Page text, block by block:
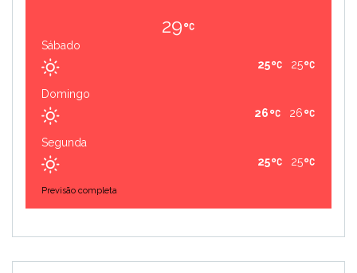
29
Sábado
25
25
Domingo
26
26
Segunda
25
25
Previsão completa